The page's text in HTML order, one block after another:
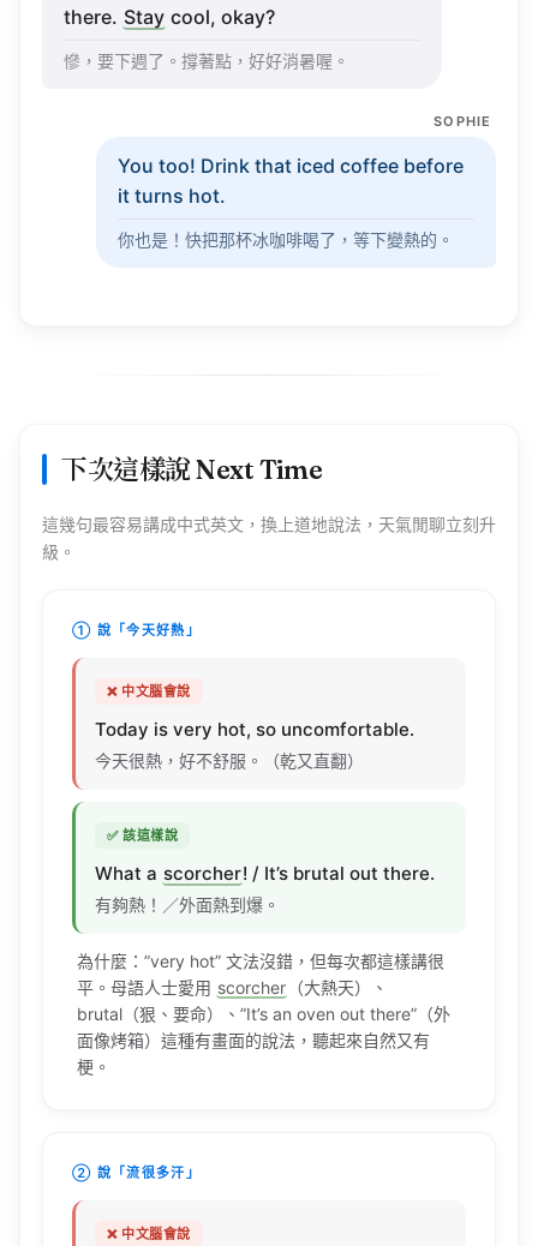
there. Stay cool, okay?
慘，要下週了。撐著點，好好消暑喔。
SOPHIE
You too! Drink that iced coffee before
itturns hot.
你也是！快把那杯冰咖啡喝了，等下變熱的。
下次這樣說 Next Time
這幾句最容易講成中式英文，換上道地說法，天氣閒聊立刻升
級。
① 說「今天好熱」
❌ 中文腦會說
Today is very hot, so uncomfortable.
今天很熱，好不舒服。（乾又直翻）
✅ 該這樣說
What a scorcher! / It’s brutal out there.
有夠熱！／外面熱到爆。
為什麼：”very hot” 文法沒錯，但每次都這樣講很
平。母語人士愛用 scorcher （大熱天）、
brutal （狠、要命）、”It’s an oven out there”（外
面像烤箱）這種有畫面的說法，聽起來自然又有
梗。
② 說「流很多汗」
❌ 中文腦會說